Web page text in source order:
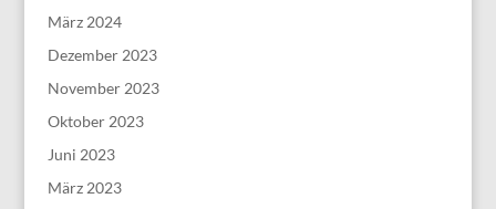
März 2024
Dezember 2023
November 2023
Oktober 2023
Juni 2023
März 2023